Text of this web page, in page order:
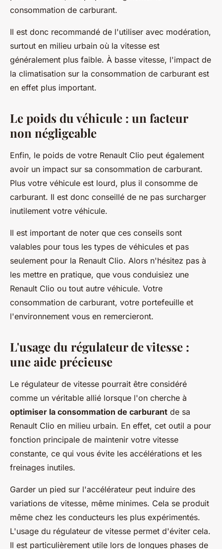
consommation de carburant.
Il est donc recommandé de l'utiliser avec modération,
surtout en milieu urbain où la vitesse est
généralement plus faible. À basse vitesse, l'impact de
la climatisation sur la consommation de carburant est
en effet plus important.
Le poids du véhicule : un facteur
non négligeable
Enfin, le poids de votre Renault Clio peut également
avoir un impact sur sa consommation de carburant.
Plus votre véhicule est lourd, plus il consomme de
carburant. Il est donc conseillé de ne pas surcharger
inutilement votre véhicule.
Il est important de noter que ces conseils sont
valables pour tous les types de véhicules et pas
seulement pour la Renault Clio. Alors n'hésitez pas à
les mettre en pratique, que vous conduisiez une
Renault Clio ou tout autre véhicule. Votre
consommation de carburant, votre portefeuille et
l'environnement vous en remercieront.
L'usage du régulateur de vitesse :
une aide précieuse
Le régulateur de vitesse pourrait être considéré
comme un véritable allié lorsque l'on cherche à
optimiser la consommation de carburant de sa
Renault Clio en milieu urbain. En effet, cet outil a pour
fonction principale de maintenir votre vitesse
constante, ce qui vous évite les accélérations et les
freinages inutiles.
Garder un pied sur l'accélérateur peut induire des
variations de vitesse, même minimes. Cela se produit
même chez les conducteurs les plus expérimentés.
L'usage du régulateur de vitesse permet d'éviter cela.
Il est particulièrement utile lors de longues phases de